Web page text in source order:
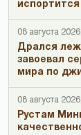
08 августа
Дрался
завоевал
мира по
08 августа
Рустам